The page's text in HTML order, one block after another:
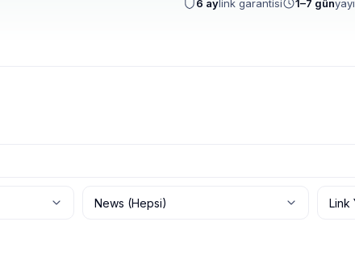
6 aylink garantisi 1–7 gün